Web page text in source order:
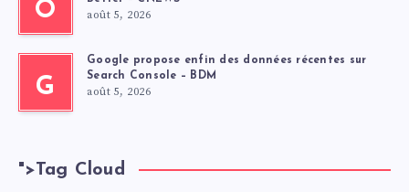
O août 5, 2026
G
Google propose enfin des données récentes sur
Search Console – BDM
août 5, 2026
">Tag Cloud